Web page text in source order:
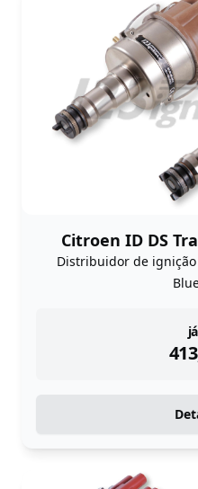
Citroen ID DS
Distribuidor de